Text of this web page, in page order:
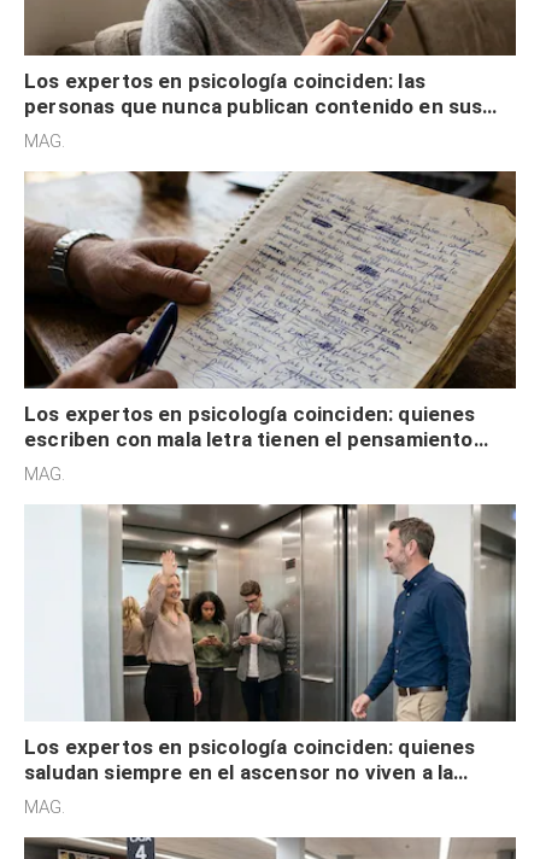
Los expertos en psicología coinciden: las
personas que nunca publican contenido en sus
redes sociales no pretenden buscar validación
MAG.
Los expertos en psicología coinciden: quienes
escriben con mala letra tienen el pensamiento
acelerado y no lo hacen por desinterés
MAG.
Los expertos en psicología coinciden: quienes
saludan siempre en el ascensor no viven a la
defensiva y tienen apertura social
MAG.